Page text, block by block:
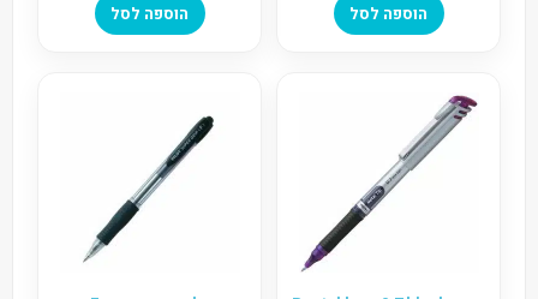
הוספה לסל הוספה לסל